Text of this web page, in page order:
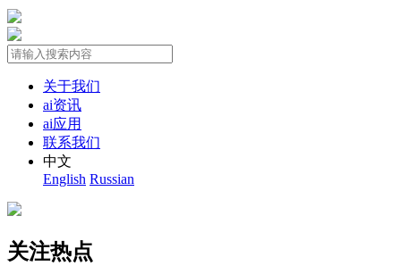
关于我们
ai资讯
ai应用
联系我们
中文
English Russian
关注热点